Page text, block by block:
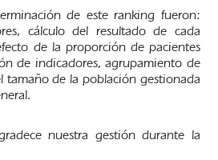
de este ranking fueron:
cálculo del resultado de cada
de la proporción de pacientes
de indicadores, agrupamiento de
tamaño de la población gestionada
nuestra gestión durante la